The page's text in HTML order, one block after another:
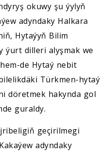
okuwy şu ýylyň
adyndaky Halkara
Hytaýyň Bilim
ýurt dilleri alyşmak we
de Hytaý nebit
Türkmen-hytaý
döretmek hakynda gol
guraldy.
geçirilmegi
adyndaky